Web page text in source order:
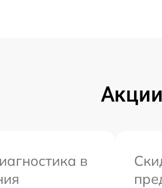
в